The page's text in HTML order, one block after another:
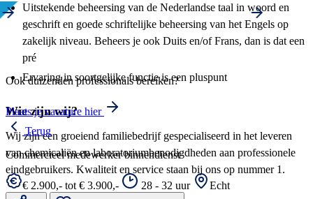
Uitstekende beheersing van de Nederlandse taal in woord en
geschrift en goede schriftelijke beheersing van het Engels op
zakelijk niveau. Beheers je ook Duits en/of Frans, dan is dat een
pré
Ervaring in soortgelijke functie is een pluspunt
Wie zijn wij?
Wij zijn een groeiend familiebedrijf gespecialiseerd in het leveren
van chemicaliën en laboratoriumbenodigdheden aan professionele
eindgebruikers. Kwaliteit en service staan bij ons op nummer 1.
Ook duizenden professionals bereiken?
Plaats je vacature hier
Terug
Commercieel medewerker binnendienst
€ 2.900,- tot € 3.900,- 28 - 32 uur Echt